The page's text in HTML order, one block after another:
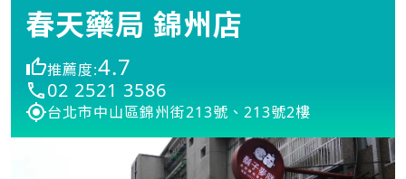
春天藥局 錦州店
推薦度:4.7
02 2521 3586
台北市中山區錦州街213號、213號2樓